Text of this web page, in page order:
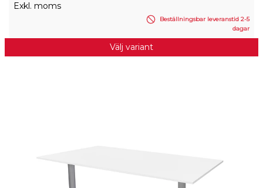
Exkl. moms
Beställningsbar leveranstid 2-5
dagar
Välj variant